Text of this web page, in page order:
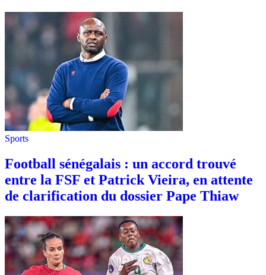
Sports
Football sénégalais : un accord trouvé
entre la FSF et Patrick Vieira, en attente
de clarification du dossier Pape Thiaw